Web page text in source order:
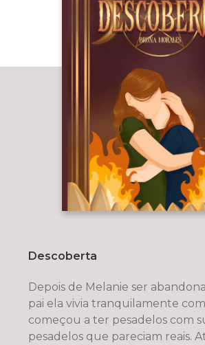
Descoberta
Depois de Melanie ser
pai ela vivia tranquilamente
começou a ter pesadelos com
pesadelos que pareciam reais.